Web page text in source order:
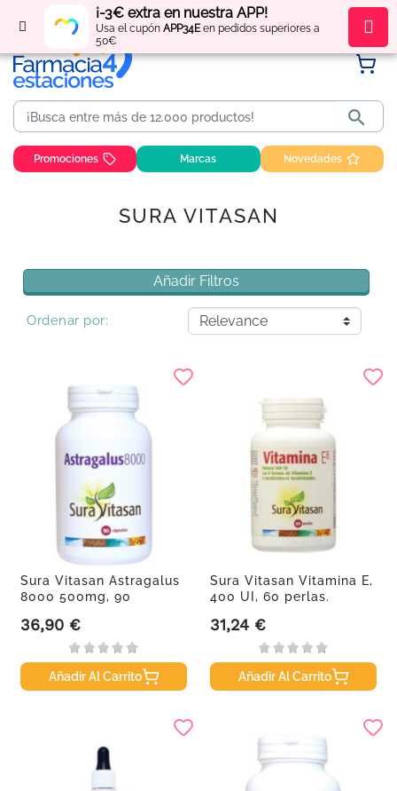
¡-3€ extra en nuestra APP!
Usa el cupón APP34Een pedidos superiores a
50€
Regístratey obténpuntos por tus compras

Promociones Marcas Novedades
SURA VITASAN
Añadir Filtros
Ordenar por:
Sura Vitasan Astragalus
8000 500mg, 90
Precio
36,90 €
Añadir Al Carrito
Sura Vitasan Vitamina E,
400 UI, 60 perlas.
Precio
31,24 €
Añadir Al Carrito